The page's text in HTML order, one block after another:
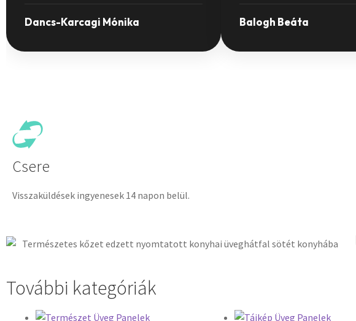
Dancs-Karcagi Mónika Balogh Beáta
Csere
Visszaküldések ingyenesek 14 napon belül.
További kategóriák